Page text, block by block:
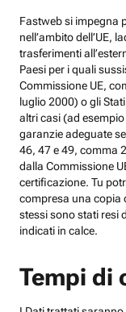
Fastweb si impegna
nell’ambito dell’UE,
trasferimenti
Paesi per i quali
Commissione UE,
luglio 2000) o gli
altri casi (ad
garanzie adeguate
46, 47 e 49, comma
dalla Commissione
certificazione. Tu
compresa una copia
stessi sono stati resi
indicati in calce.
Tempi di